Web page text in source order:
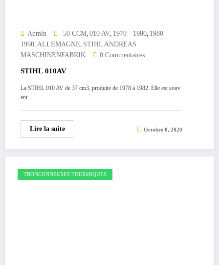
Admin -50 CCM, 010 AV, 1970 - 1980, 1980 -
1990, ALLEMAGNE, STIHL ANDREAS
MASCHINENFABRIK
0 Commentaires
STIHL 010AV
La STIHL 010 AV de 37 cm3, produite de 1978 à 1982. Elle est souv
ent…
Lire la suite Octobre 8, 2020
TRONCONNEUSES THERMIQUES